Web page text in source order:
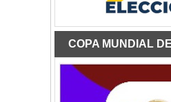
COPA MUNDIAL